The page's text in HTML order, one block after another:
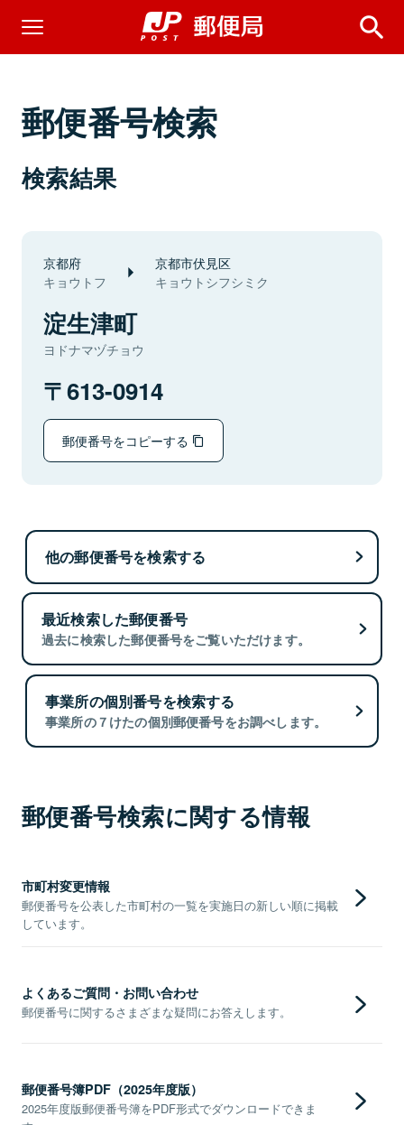
郵便番号検索
検索結果
京都府
キョウトフ
京都市伏見区
キョウトシフシミク
淀生津町
ヨドナマヅチョウ
613-0914
郵便番号をコピーする
他の郵便番号を検索する
最近検索した郵便番号
過去に検索した郵便番号をご覧いただけます。
事業所の個別番号を検索する
事業所の７けたの個別郵便番号をお調べします。
郵便番号検索に関する情報
市町村変更情報
郵便番号を公表した市町村の一覧を実施日の新しい順に掲載
しています。
よくあるご質問・お問い合わせ
郵便番号に関するさまざまな疑問にお答えします。
郵便番号簿PDF（2025年度版）
2025年度版郵便番号簿をPDF形式でダウンロードできま